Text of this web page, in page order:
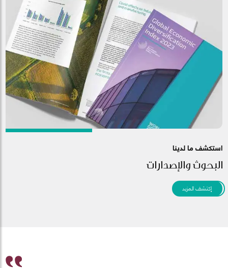
استكشف ما لدينا
البحوث والإصدارات
إكتشف المزيد